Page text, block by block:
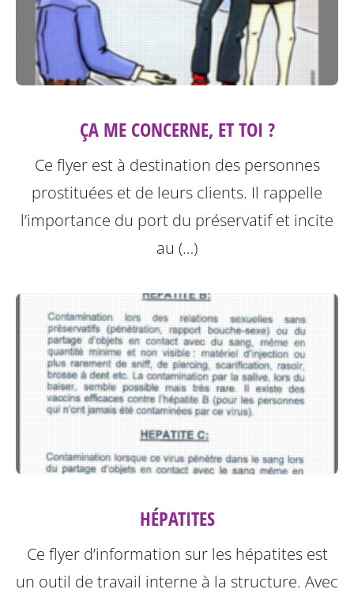
ÇA ME CONCERNE, ET TOI ?
Ce flyer est à destination des personnes
prostituées et de leurs clients. Il rappelle
l’importance du port du préservatif et incite
au (…)
HÉPATITES
Ce flyer d’information sur les hépatites est
un outil de travail interne à la structure. Avec